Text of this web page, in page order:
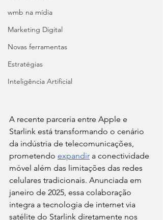
wmb na mídia
Marketing Digital
Novas ferramentas
Estratégias
Inteligência Artificial
A recente parceria entre Apple e
Starlink está transformando o cenário
da indústria de telecomunicações,
prometendo expandir a conectividade
móvel além das limitações das redes
celulares tradicionais. Anunciada em
janeiro de 2025, essa colaboração
integra a tecnologia de internet via
satélite do Starlink diretamente nos